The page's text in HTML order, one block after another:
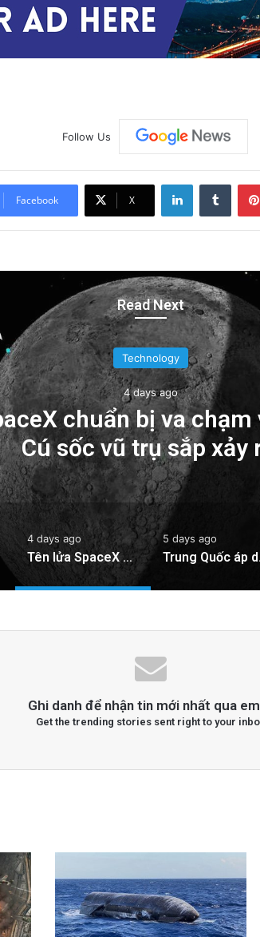
Follow Us
Facebook X
LinkedIn
Read Next
Technology
4 days ago
chuẩn bị va
Cú sốc vũ trụ sắp xảy
4 days ago
Tên lửa SpaceX chuẩn bị va chạm với Mặt Trăng: Cú sốc vũ trụ sắp xảy ra!
5 days ago
Trung
Ghi danh để nhận tin mới nhất qua
Get the trending stories sent right to your